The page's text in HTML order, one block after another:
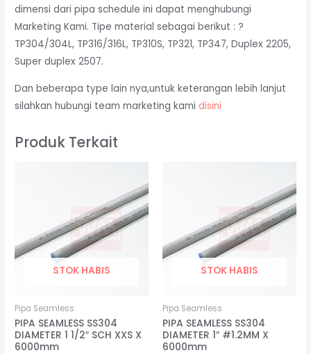
dimensi dari pipa schedule ini dapat menghubungi
Marketing Kami. Tipe material sebagai berikut : ?
TP304/304L, TP316/316L, TP310S, TP321, TP347, Duplex 2205,
Super duplex 2507.
Dan beberapa type lain nya,untuk keterangan lebih lanjut
silahkan hubungi team marketing kami disini
Produk Terkait
STOK HABIS
Pipa Seamless
PIPA SEAMLESS SS304
DIAMETER 1 1/2″ SCH XXS X
6000mm
STOK HABIS
Pipa Seamless
PIPA SEAMLESS SS304
DIAMETER 1″ #1.2MM X
6000mm